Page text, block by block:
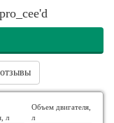
л
Объем двигателя,
л